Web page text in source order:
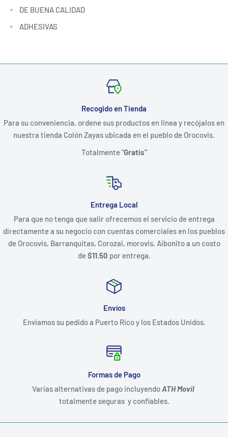
DE BUENA CALIDAD
ADHESIVAS
Recogido en Tienda
Para su conveniencia, ordene sus productos en linea y recójalos en
nuestra tienda Colón Zayas ubicada en el pueblo de Orocovis.
Totalmente "Gratis"
Entrega Local
Para que no tenga que salir ofrecemos el servicio de entrega
directamente a su negocio con cuentas comerciales en los pueblos
de Orocovis, Barranquitas, Corozal, morovis, Aibonito a un costo
de$11.50 por entrega.
Envíos
Enviamos su pedido a Puerto Rico y los Estados Unidos.
Formas de Pago
Varias alternativas de pago incluyendoATH Movil
totalmente seguras y confiables.